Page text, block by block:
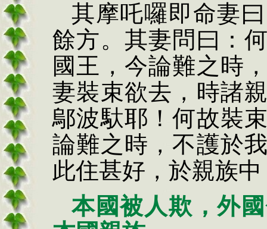
其摩吒囉即命妻
餘方。其妻問曰：
國王，今論難之時
妻裝束欲去，時諸
鄔波馱耶！何故裝
論難之時，不護於
此住甚好，於親族
本國被人欺，外